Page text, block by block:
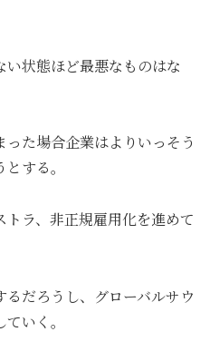
状態ほど最悪なものはな
た場合企業はよりいっそう
する。
ラ、非正規雇用化を進めて
だろうし、グローバルサウ
いく。